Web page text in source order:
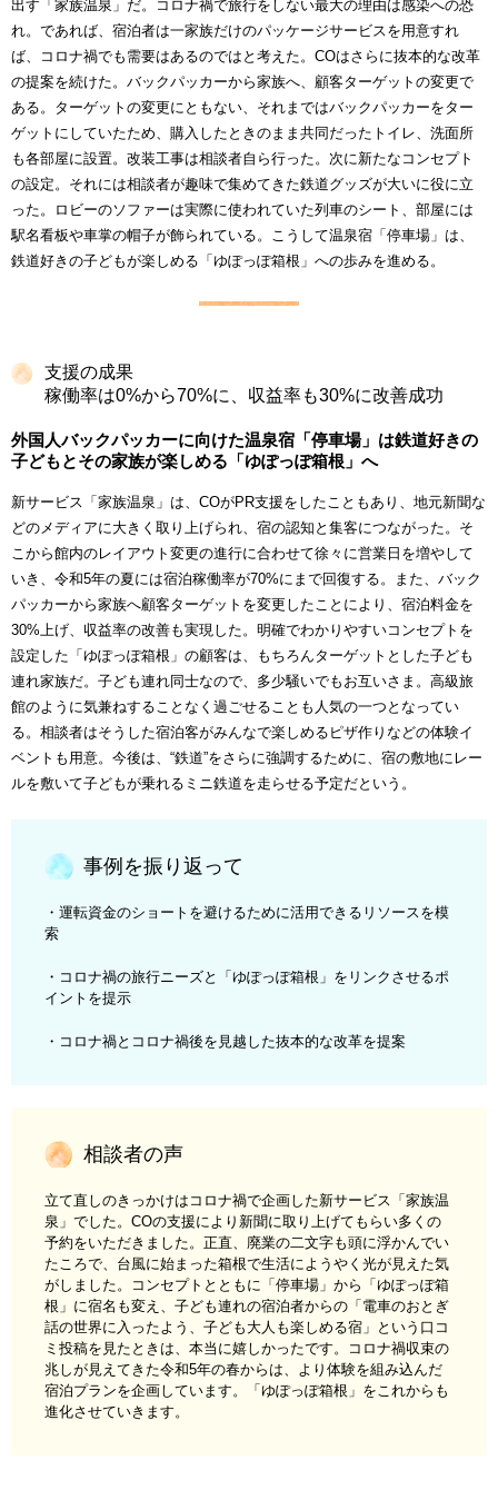
出す「家族温泉」だ。コロナ禍で旅行をしない最大の理由は感染への恐
れ。であれば、宿泊者は一家族だけのパッケージサービスを用意すれ
ば、コロナ禍でも需要はあるのではと考えた。COはさらに抜本的な改革
の提案を続けた。バックパッカーから家族へ、顧客ターゲットの変更で
ある。ターゲットの変更にともない、それまではバックパッカーをター
ゲットにしていたため、購入したときのまま共同だったトイレ、洗面所
も各部屋に設置。改装工事は相談者自ら行った。次に新たなコンセプト
の設定。それには相談者が趣味で集めてきた鉄道グッズが大いに役に立
った。ロビーのソファーは実際に使われていた列車のシート、部屋には
駅名看板や車掌の帽子が飾られている。こうして温泉宿「停車場」は、
鉄道好きの子どもが楽しめる「ゆぽっぽ箱根」への歩みを進める。
支援の成果
稼働率は0%から70%に、収益率も30%に改善成功
外国人バックパッカーに向けた温泉宿「停車場」は鉄道好きの
子どもとその家族が楽しめる「ゆぽっぽ箱根」へ
新サービス「家族温泉」は、COがPR支援をしたこともあり、地元新聞な
どのメディアに大きく取り上げられ、宿の認知と集客につながった。そ
こから館内のレイアウト変更の進行に合わせて徐々に営業日を増やして
いき、令和5年の夏には宿泊稼働率が70%にまで回復する。また、バック
パッカーから家族へ顧客ターゲットを変更したことにより、宿泊料金を
30%上げ、収益率の改善も実現した。明確でわかりやすいコンセプトを
設定した「ゆぽっぽ箱根」の顧客は、もちろんターゲットとした子ども
連れ家族だ。子ども連れ同士なので、多少騒いでもお互いさま。高級旅
館のように気兼ねすることなく過ごせることも人気の一つとなってい
る。相談者はそうした宿泊客がみんなで楽しめるピザ作りなどの体験イ
ベントも用意。今後は、“鉄道”をさらに強調するために、宿の敷地にレー
ルを敷いて子どもが乗れるミニ鉄道を走らせる予定だという。
事例を振り返って
・運転資金のショートを避けるために活用できるリソースを模
索
・コロナ禍の旅行ニーズと「ゆぽっぽ箱根」をリンクさせるポ
イントを提示
・コロナ禍とコロナ禍後を見越した抜本的な改革を提案
相談者の声
立て直しのきっかけはコロナ禍で企画した新サービス「家族温
泉」でした。COの支援により新聞に取り上げてもらい多くの
予約をいただきました。正直、廃業の二文字も頭に浮かんでい
たころで、台風に始まった箱根で生活にようやく光が見えた気
がしました。コンセプトとともに「停車場」から「ゆぽっぽ箱
根」に宿名も変え、子ども連れの宿泊者からの「電車のおとぎ
話の世界に入ったよう、子ども大人も楽しめる宿」という口コ
ミ投稿を見たときは、本当に嬉しかったです。コロナ禍収束の
兆しが見えてきた令和5年の春からは、より体験を組み込んだ
宿泊プランを企画しています。「ゆぽっぽ箱根」をこれからも
進化させていきます。